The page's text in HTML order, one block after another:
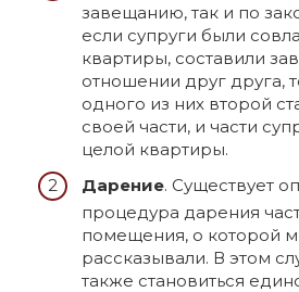
завещанию, так и по
если супруги были
квартиры, составили
отношении друг друга,
одного из них второй
своей части, и части
целой квартиры.
Дарение. Существует
процедура дарения
помещения, о которой
рассказывали. В этом
также становиться